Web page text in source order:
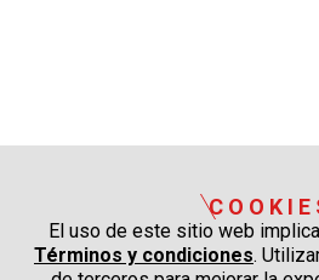
El uso de este sitio web
Términos y condiciones.